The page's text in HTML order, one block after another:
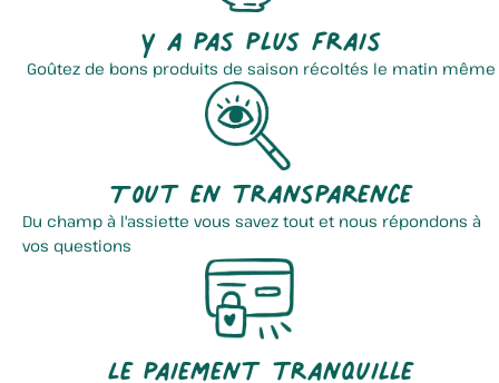
Y a pas plus frais
Goûtez de bons produits de saison récoltés le matin même
Tout en transparence
Du champ à l'assiette vous savez tout et nous répondons à
vos questions
Le paiement tranquille